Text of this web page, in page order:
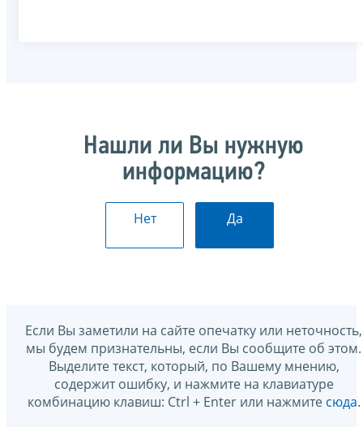
Нашли ли Вы нужную
информацию?
Нет Да
Если Вы заметили на сайте опечатку или неточность,
мы будем признательны, если Вы сообщите об этом.
Выделите текст, который, по Вашему мнению,
содержит ошибку, и нажмите на клавиатуре
комбинацию клавиш: Ctrl + Enter или нажмите сюда.